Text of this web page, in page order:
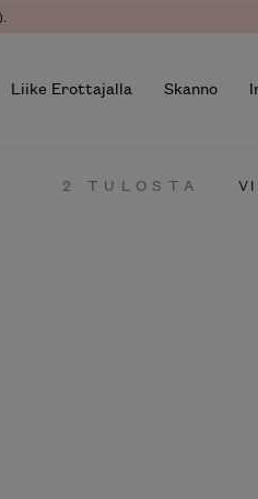
Liike Erottajalla Skanno
2 TULOSTA